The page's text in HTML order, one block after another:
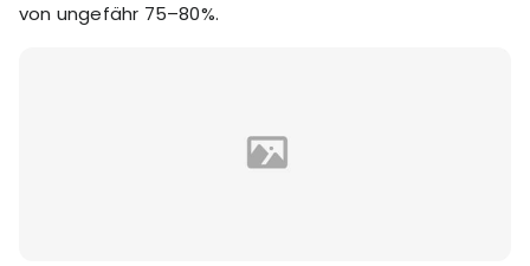
von ungefähr 75–80%.